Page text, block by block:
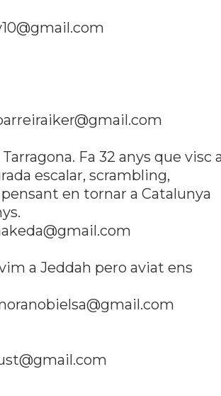
Fa 32 anys que visc
escalar, scrambling,
en tornar a Catalunya
a Jeddah pero aviat ens